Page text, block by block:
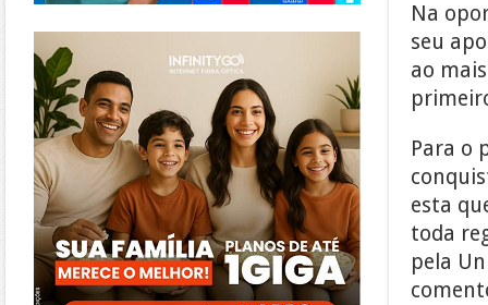
Na
seu
ao
Para o
esta
toda
pela
https://www.infinitygo.com.br/